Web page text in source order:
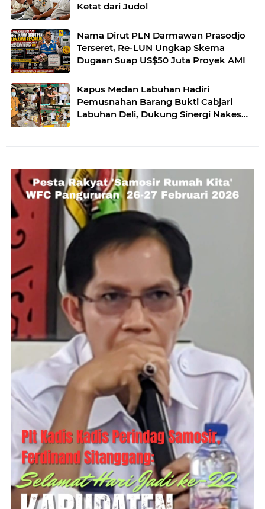
Ketat dari Judol
Nama Dirut PLN Darmawan Prasodjo
Terseret, Re-LUN Ungkap Skema
Dugaan Suap US$50 Juta Proyek AMI
Kapus Medan Labuhan Hadiri
Pemusnahan Barang Bukti Cabjari
Labuhan Deli, Dukung Sinergi Nakes